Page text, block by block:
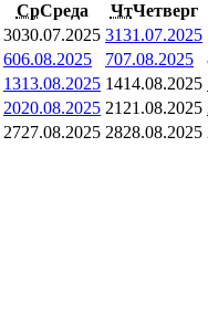
СрСреда ЧтЧетверг
3030.07.2025 3131.07.2025
606.08.2025 707.08.2025
1313.08.2025 1414.08.2025
2020.08.2025 21 21.08.2025
2727.08.2025 2828.08.2025